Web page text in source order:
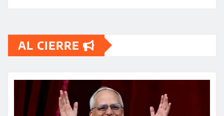
AL CIERRE